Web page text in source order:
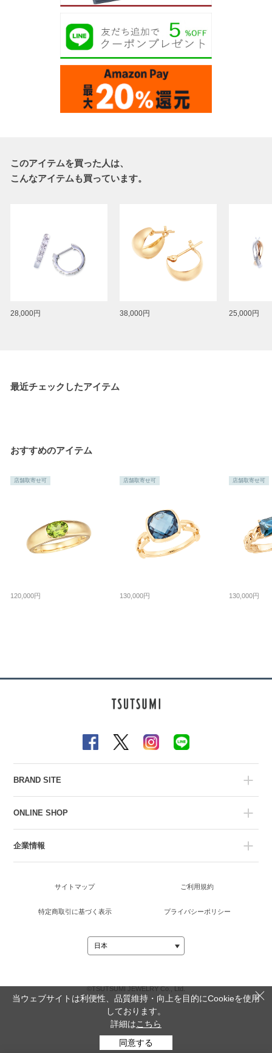
このアイテムを買った人は、
こんなアイテムも買っています。
28,000円 38,000円 25,000円
最近チェックしたアイテム
おすすめのアイテム
店舗取寄せ可
120,000円
店舗取寄せ可
130,000円
店舗取寄せ可
130,000円
BRAND SITE
ONLINE SHOP
企業情報
サイトマップ ご利用規約
特定商取引に基づく表示 プライバシーポリシー
©TSUTSUMI JEWELRY Co., Ltd.
当ウェブサイトは利便性、品質維持・向上を目的にCookieを使用
しております。
詳細はこちら
同意する